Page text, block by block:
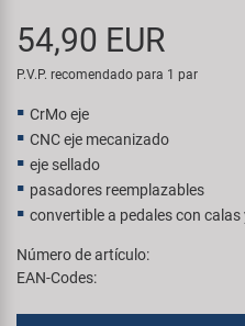
Todas las marcas
54,90 EUR
P.V.P. recomendado para 1 par
CrMo eje
CNC eje mecanizado
eje sellado
pasadores reemplazables
convertible a pedales con
Número de artículo:
EAN-Codes: